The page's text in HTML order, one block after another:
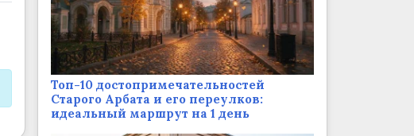
Топ-10 достопримечательностей
Старого Арбата и его переулков:
идеальный маршрут на 1 день